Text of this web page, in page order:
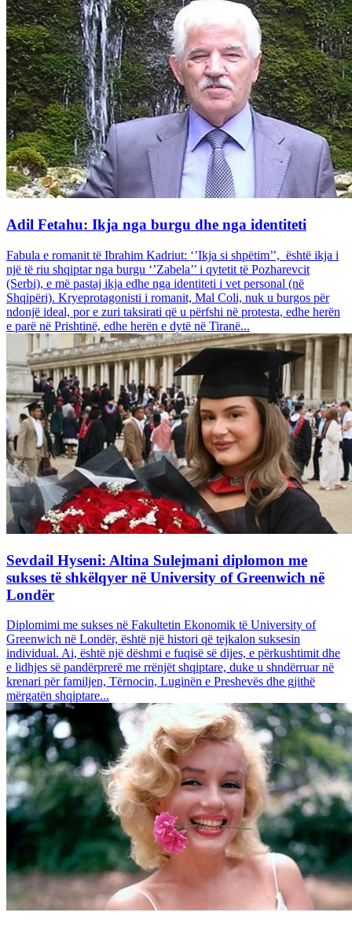
Adil Fetahu: Ikja nga burgu dhe nga identiteti
Fabula e romanit të Ibrahim Kadriut: ‘’Ikja si shpëtim’’, është ikja i
një të riu shqiptar nga burgu ‘’Zabela’’ i qytetit të Pozharevcit
(Serbi), e më pastaj ikja edhe nga identiteti i vet personal (në
Shqipëri). Kryeprotagonisti i romanit, Mal Coli, nuk u burgos për
ndonjë ideal, por e zuri taksirati që u përfshi në protesta, edhe herën
e parë në Prishtinë, edhe herën e dytë në Tiranë...
Sevdail Hyseni: Altina Sulejmani diplomon me
sukses të shkëlqyer në University of Greenwich në
Londër
Diplomimi me sukses në Fakultetin Ekonomik të University of
Greenwich në Londër, është një histori që tejkalon suksesin
individual. Ai, është një dëshmi e fuqisë së dijes, e përkushtimit dhe
e lidhjes së pandërprerë me rrënjët shqiptare, duke u shndërruar në
krenari për familjen, Tërnocin, Luginën e Preshevës dhe gjithë
mërgatën shqiptare...